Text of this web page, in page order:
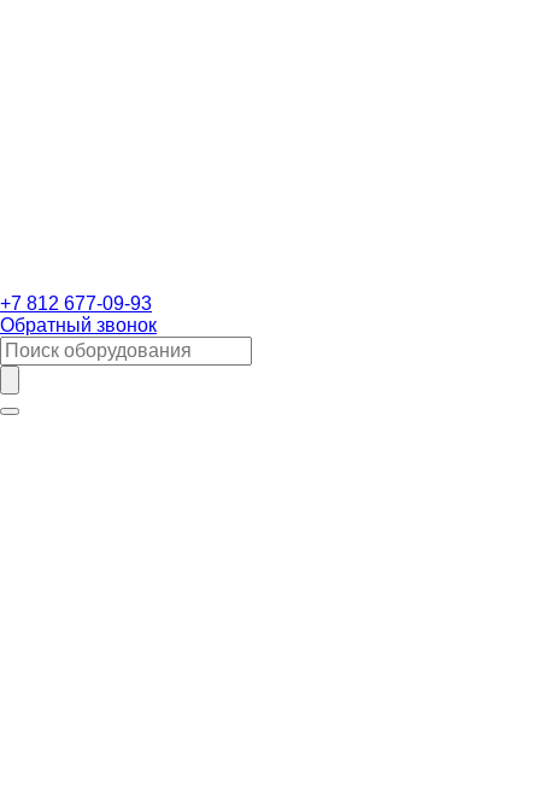
+7 812 677-09-93
Обратный звонок